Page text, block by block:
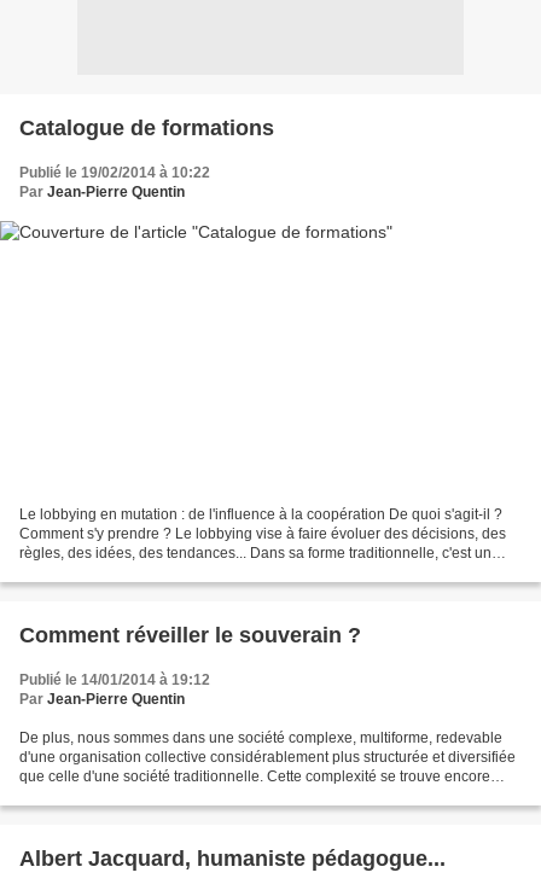
Catalogue de formations
Publié le 19/02/2014 à 10:22
Par Jean-Pierre Quentin
Le lobbying en mutation : de l'influence à la coopération De quoi s'agit-il ?
Comment s'y prendre ? Le lobbying vise à faire évoluer des décisions, des
règles, des idées, des tendances... Dans sa forme traditionnelle, c'est un
Comment réveiller le souverain ?
Publié le 14/01/2014 à 19:12
Par Jean-Pierre Quentin
De plus, nous sommes dans une société complexe, multiforme, redevable
d'une organisation collective considérablement plus structurée et diversifiée
que celle d'une société traditionnelle. Cette complexité se trouve encore
Albert Jacquard, humaniste pédagogue...